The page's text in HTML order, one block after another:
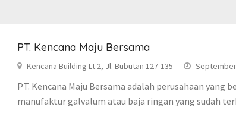
PT. Kencana Maju Bersama
Kencana Building Lt.2, Jl. Bubutan 127-135
PT. Kencana Maju Bersama adalah perusahaan yang
manufaktur galvalum atau baja ringan yang sudah